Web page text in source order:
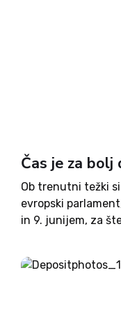
Čas je za bolj
Ob trenutni težki
evropski
in 9. junijem, za
tudi bile;